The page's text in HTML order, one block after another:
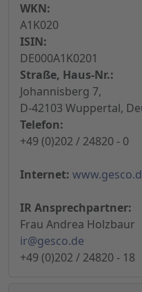
WKN:
A1K020
ISIN:
DE000A1K0201
Straße, Haus-Nr.:
Johannisberg 7,
D-42103 Wuppertal,
Telefon:
+49 (0)202 / 24820 - 0
Internet:
IR Ansprechpartner:
Frau Andrea Holzbaur
ir@gesco.de
+49 (0)202 / 24820 - 18